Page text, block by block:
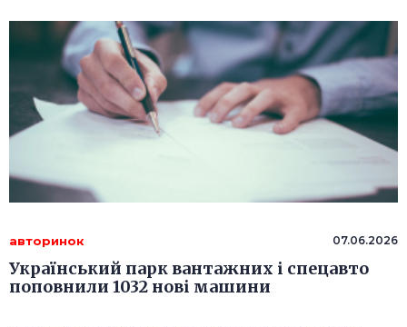
авторинок 07.06.2026
Український парк вантажних і спецавто
поповнили 1032 нові машини